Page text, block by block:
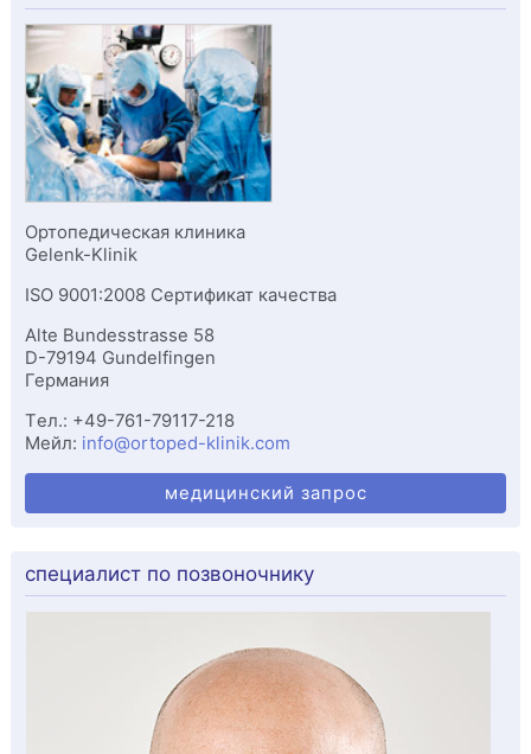
Ортопедическая клиника
Gelenk-Klinik
ISO 9001:2008 Сертификат качества
Alte Bundesstrasse 58
D-79194 Gundelfingen
Германия
Tел.: +49-761-79117-218
Мейл: info@ortoped-klinik.com
медицинский запрос
специалист по позвоночнику